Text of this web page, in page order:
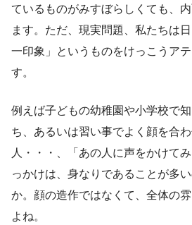
ているものがみすぼらしくても、
ます。ただ、現実問題、私たちは
一印象」というものをけっこうア
す。
例えば子どもの幼稚園や小学校で
ち、あるいは習い事でよく顔を合
人・・・、「あの人に声をかけて
っかけは、身なりであることが多
か。顔の造作ではなくて、全体の
よね。